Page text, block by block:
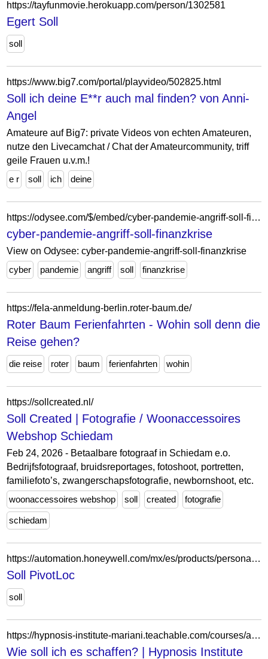
https://tayfunmovie.herokuapp.com/person/1302581
Egert Soll
soll
https://www.big7.com/portal/playvideo/502825.html
Soll ich deine E**r auch mal finden? von Anni-
Angel
Amateure auf Big7: private Videos von echten Amateuren,
nutze den Livecamchat / Chat der Amateurcommunity, triff
geile Frauen u.v.m.!
e r
soll ich deine
https://odysee.com/$/embed/cyber-pandemie-angriff-soll-finanzkrise/939d4d3b9a2822aaaac8d2fef2646ab56ba9b1b3?r=4VSpAJgJUtvrVM7sfJ69z8FxFn2xCiso
cyber-pandemie-angriff-soll-finanzkrise
View on Odysee: cyber-pandemie-angriff-soll-finanzkrise
cyber
pandemie angriff soll finanzkrise
https://fela-anmeldung-berlin.roter-baum.de/
Roter Baum Ferienfahrten - Wohin soll denn die
Reise gehen?
die reise roter baum ferienfahrten wohin
https://sollcreated.nl/
Soll Created | Fotografie / Woonaccessoires
Webshop Schiedam
Feb 24, 2026 - Betaalbare fotograaf in Schiedam e.o.
Bedrijfsfotograaf, bruidsreportages, fotoshoot, portretten,
familiefoto’s, zwangerschapsfotografie, newbornshoot, etc.
woonaccessoires webshop
soll created fotografie
schiedam
https://automation.honeywell.com/mx/es/products/personal-protective-equipment/fall-protection/horizontal-lifeline-systems/soll-pivotloc
Soll PivotLoc
soll
https://hypnosis-institute-mariani.teachable.com/courses/abnehmen-mit-hypnose/lectures/42585221
Wie soll ich es schaffen? | Hypnosis Institute